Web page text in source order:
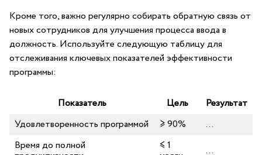
Кроме того, важно регулярно собирать обратную связь от
новых сотрудников ‍для улучшения процесса ввода‌ в
должность. Используйте следующую таблицу для
отслеживания ключевых⁣ показателей эффективности
программы:
Показатель Цель
Результат
Удовлетворенность программой
≥ 90%
…
Время до полной
≤​ 1
…